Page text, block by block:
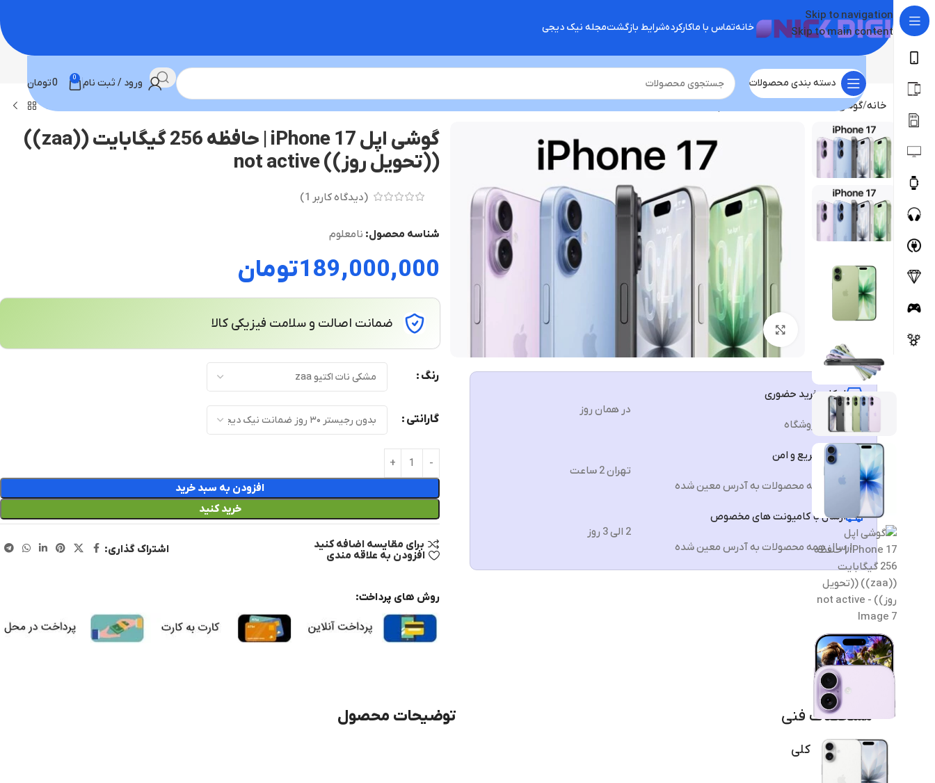
Skip to navigation
Skip to main content
خانهتماس با ماکارکردهشرایط بازگشتمجله نیک دیجی
دسته بندی محصولات ورود / ثبت نام 0
0تومان
خانه گوشی موبایل
برای بزرگنمایی کلیک کنید
امکان خرید حضوری
انتخاب فروشگاه
در همان روز
ارسال سریع و امن
ارسال همه محصولات به آدرس معین شده
تهران 2 ساعت
ارسال با کامیونت های مخصوص
ارسال همه محصولات به آدرس معین شده
2 الی 3 روز
گوشی اپل iPhone 17 | حافظه 256 گیگابایت ((zaa))
((تحویل روز)) not active
(دیدگاه کاربر 1
)
شناسه محصول: نامعلوم
189,000,000تومان
ضمانت اصالت و سلامت فیزیکی کالا
رنگ
گارانتی
افزودن به سبد خرید
خرید کنید
برای مقایسه اضافه کنید
افزودن به علاقه مندی
اشتراک گذاری:
روش های پرداخت:
مشخصات فنی
اطلاعات کلی
توضیحات محصول